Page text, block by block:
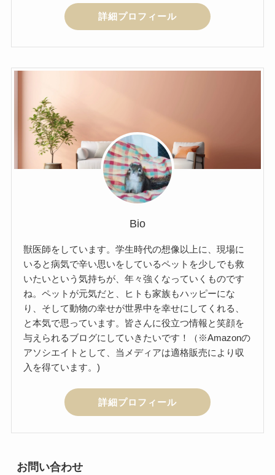
詳細プロフィール
Bio
獣医師をしています。学生時代の想像以上に、現場に
いると病気で辛い思いをしているペットを少しでも救
いたいという気持ちが、年々強くなっていくものです
ね。ペットが元気だと、ヒトも家族もハッピーにな
り、そして動物の幸せが世界中を幸せにしてくれる、
と本気で思っています。皆さんに役立つ情報と笑顔を
与えられるブログにしていきたいです！（※Amazonの
アソシエイトとして、当メディアは適格販売により収
入を得ています。)
詳細プロフィール
お問い合わせ